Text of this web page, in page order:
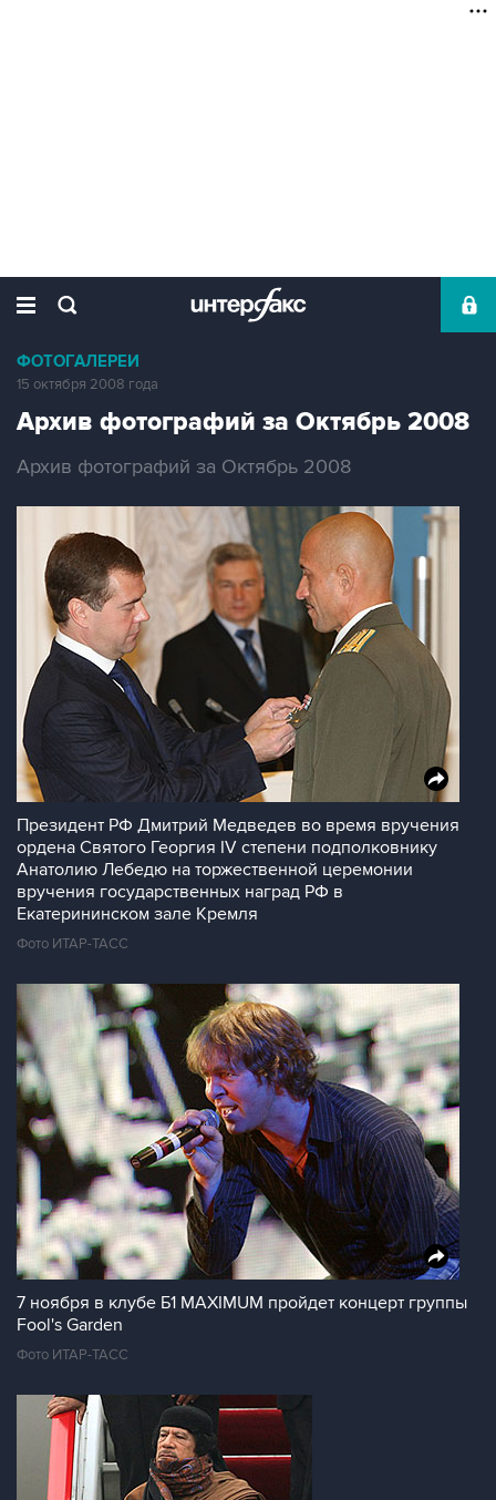
ФОТОГАЛЕРЕИ
15 октября 2008 года
Архив фотографий за Октябрь 2008
Архив фотографий за Октябрь 2008
Президент РФ Дмитрий Медведев во время вручения
ордена Святого Георгия IV степени подполковнику
Анатолию Лебедю на торжественной церемонии
вручения государственных наград РФ в
Екатерининском зале Кремля
Фото ИТАР-ТАСС
7 ноября в клубе Б1 MAXIMUM пройдет концерт группы
Fool's Garden
Фото ИТАР-ТАСС